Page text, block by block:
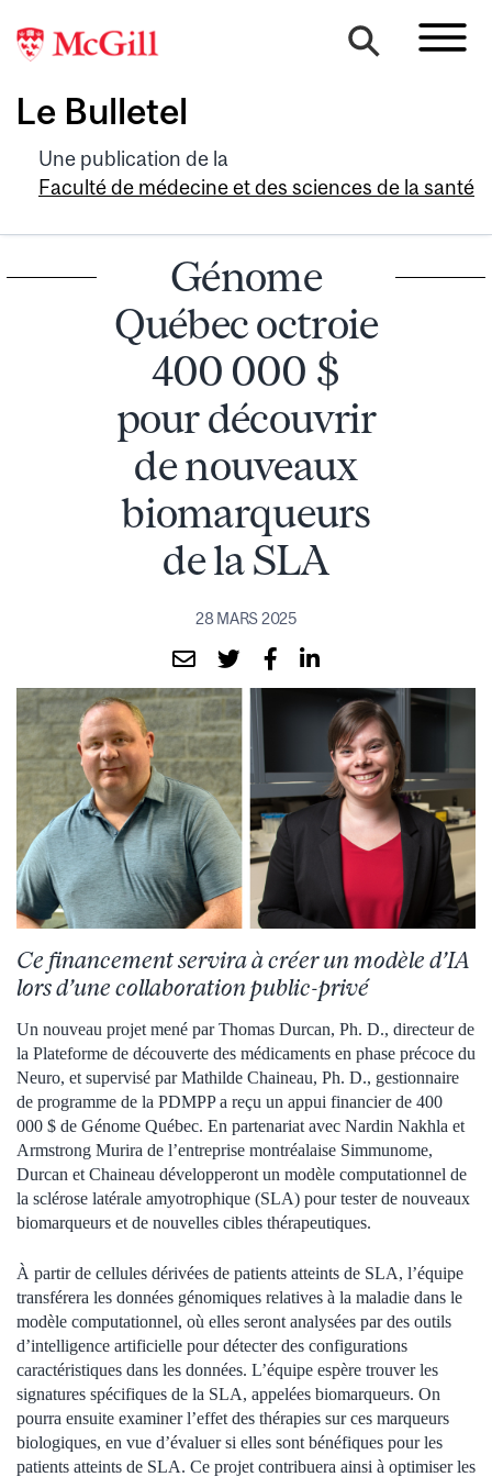
Le Bulletel
Une publication de la
Faculté de médecine et des sciences de la santé
Génome
Québec octroie
400 000 $
pour découvrir
de nouveaux
biomarqueurs
de la SLA
28 MARS 2025
Ce financement servira à créer un modèle d’IA
lors d’une collaboration public-privé
Un nouveau projet mené par Thomas Durcan, Ph. D., directeur de
la Plateforme de découverte des médicaments en phase précoce du
Neuro, et supervisé par Mathilde Chaineau, Ph. D., gestionnaire
de programme de la PDMPP a reçu un appui financier de 400
000 $ de Génome Québec. En partenariat avec Nardin Nakhla et
Armstrong Murira de l’entreprise montréalaise Simmunome,
Durcan et Chaineau développeront un modèle computationnel de
la sclérose latérale amyotrophique (SLA) pour tester de nouveaux
biomarqueurs et de nouvelles cibles thérapeutiques.
À partir de cellules dérivées de patients atteints de SLA, l’équipe
transférera les données génomiques relatives à la maladie dans le
modèle computationnel, où elles seront analysées par des outils
d’intelligence artificielle pour détecter des configurations
caractéristiques dans les données. L’équipe espère trouver les
signatures spécifiques de la SLA, appelées biomarqueurs. On
pourra ensuite examiner l’effet des thérapies sur ces marqueurs
biologiques, en vue d’évaluer si elles sont bénéfiques pour les
patients atteints de SLA. Ce projet contribuera ainsi à optimiser les